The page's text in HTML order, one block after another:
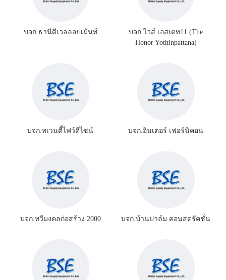
บจก.ธานีดีเวลลอปเม้นท์
บจก.ไวส์ เอสเตท11 (The
Honor Yothinpattana)
บจก.ทเวนตี้ไฟว์ดีไซน์ บจก.อินเตอร์ เฟอร์นิคอน
บจก.ทวีมงคลก่อสร้าง 2000 บจก.บ้านปาล์ม คอนสตรัคชั่น